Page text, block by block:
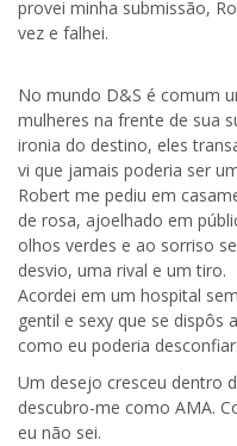
provei minha submissão,
vez e falhei.
No mundo D&S é comum
mulheres na frente de sua
ironia do destino, eles
vi que jamais poderia ser
Robert me pediu em
de rosa, ajoelhado em
olhos verdes e ao sorriso
desvio, uma rival e um tiro.
Acordei em um hospital
gentil e sexy que se dispôs
como eu poderia
Um desejo cresceu dentro
descubro-me como AMA.
eu não sei.